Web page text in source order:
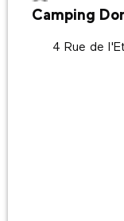
Camping
4 Rue de